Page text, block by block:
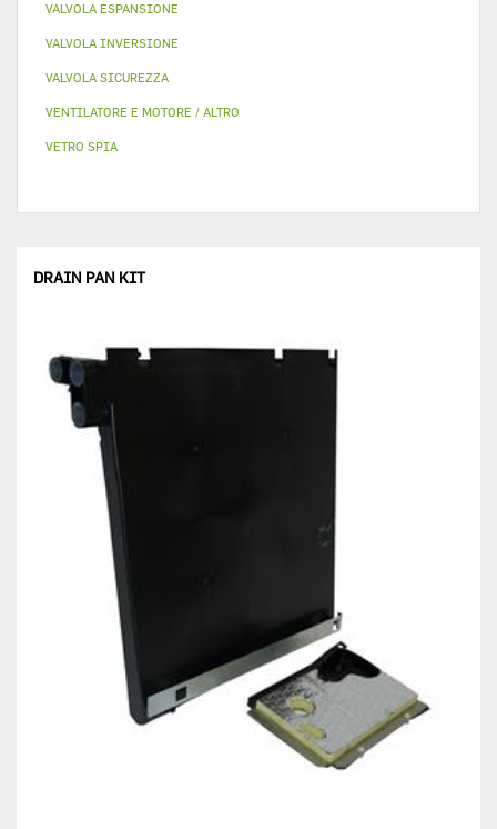
VALVOLA ESPANSIONE
VALVOLA INVERSIONE
VALVOLA SICUREZZA
VENTILATORE E MOTORE / ALTRO
VETRO SPIA
DRAIN PAN KIT